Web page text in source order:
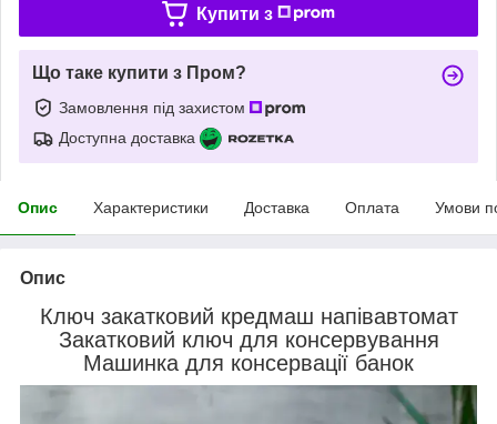
Купити з
Що таке купити з Пром?
Замовлення під захистом
Доступна доставка
Опис Характеристики Доставка Оплата Умови
Опис
Ключ закатковий кредмаш напівавтомат
Закатковий ключ для консервування
Машинка для консервації банок